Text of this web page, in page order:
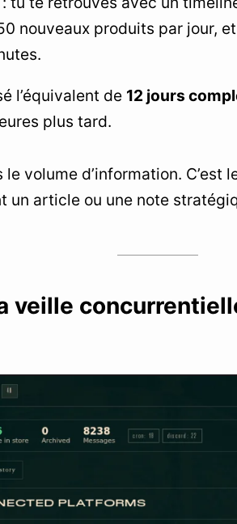
nouveaux produits par jour, et
l’équivalent de 12 jours
plus tard.
volume d’information. C’est
un article ou une note
veille